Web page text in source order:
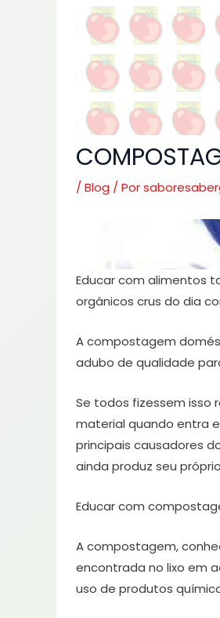
/ Blog / Por
Educar com alimentos
orgânicos crus do dia
A compostagem
adubo de qualidade
Se todos fizessem isso
material quando entra
principais causadores
ainda produz seu
Educar com
A compostagem,
encontrada no lixo em
uso de produtos